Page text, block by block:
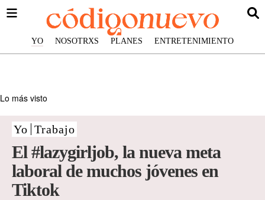
YO NOSOTRXS PLANES ENTRETENIMIENTO
Lo más visto
Yo Trabajo
El #lazygirljob, la nueva meta
laboral de muchos jóvenes en
Tiktok